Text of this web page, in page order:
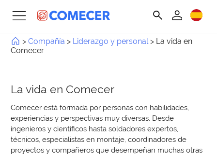
>Compañía > Liderazgo y personal> La vida en
Comecer
La vida en Comecer
Comecer está formada por personas con habilidades,
experiencias y perspectivas muy diversas. Desde
ingenieros y científicos hasta soldadores expertos,
técnicos, especialistas en montaje, coordinadores de
proyectos y compañeros que desempeñan muchas otras